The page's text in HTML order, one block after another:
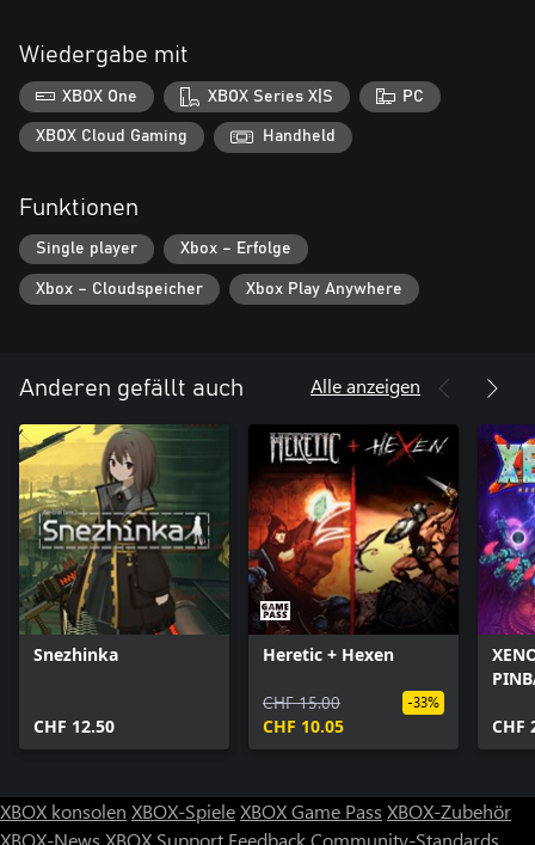
Wiedergabe mit
XBOX One XBOX Series X|S PC
XBOX Cloud Gaming Handheld
Funktionen
Single player Xbox – Erfolge
Xbox – Cloudspeicher Xbox Play Anywhere
Anderen gefällt auch Alle anzeigen
Snezhinka
CHF 12.50
Heretic + Hexen
CHF 15.00
CHF 10.05
-33%
CHF
XBOX konsolen XBOX-SpieleXBOX Game Pass XBOX-Zubehör
XBOX-News XBOX Support FeedbackCommunity-Standards